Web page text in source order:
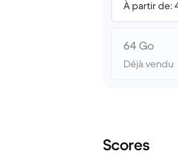
À partir de:
64 Go
Déjà vendu
Scores